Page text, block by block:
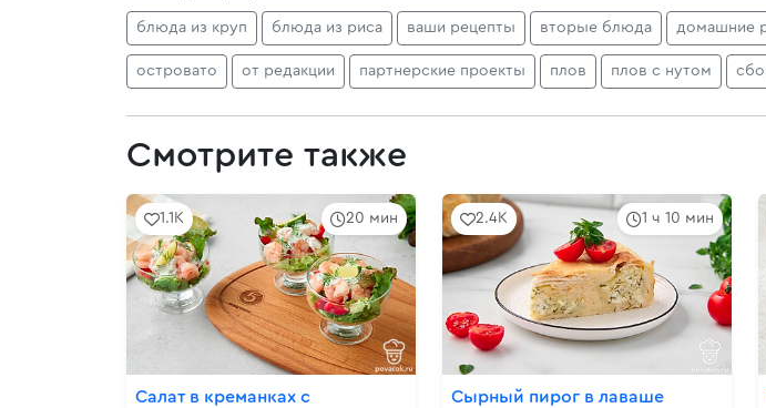
блюда из круп блюда из риса ваши рецепты вторые блюда домашние
островато от редакции партнерские проекты плов плов с нутом
Смотрите также
20 мин
1.1K
Салат в креманках с
1 ч 10 мин
2.4K
Сырный пирог в лаваше